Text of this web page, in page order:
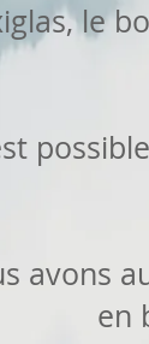
le
avons
en